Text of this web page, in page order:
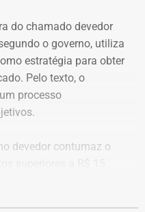
valores corrigidos pela
é
por
informou possuir
R$ 1,62 milhão, que
do chamado devedor
o governo, utiliza
estratégia para obter
Pelo texto, o
processo
devedor contumaz o
conhecido, além
do ICMS por,